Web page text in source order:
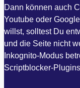
Dann können auch
Youtube oder
willst, solltest Du
und die Seite nicht
Inkognito-Modus
Scriptblocker-